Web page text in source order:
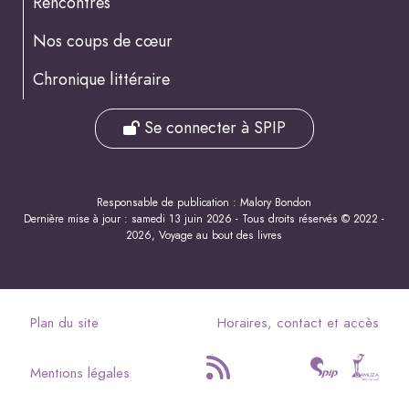
Nos coups de cœur
Chronique littéraire
Se connecter à SPIP
Responsable de publication : Malory Bondon
Dernière mise à jour : samedi 13 juin 2026 - Tous droits réservés © 2022 -
2026, Voyage au bout des livres
Plan du site Horaires, contact et accès
Mentions légales